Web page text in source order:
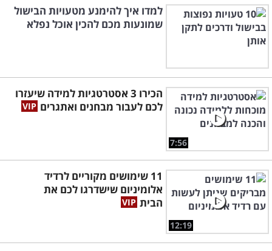
למדו איך להימנע מטעויות הבישול
שמונעות מכם להכין אוכל נפלא
7:56
הכירו 3 אסטרטגיות למידה שיעזרו
לכם לעבור מבחנים ואתגרים
12:19
11 שימושים מקוריים לרדיד
אלומיניום שישדרגו לכם את
הבית